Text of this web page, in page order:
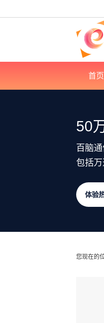
首页
50
百脑
包括
体验
您现在的